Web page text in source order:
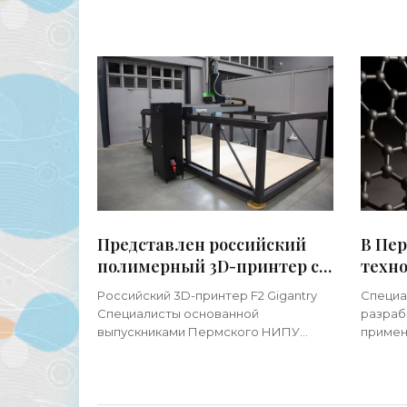
Представлен российский
полимерный 3D-принтер с
самой большой областью
печати - «3d-принтеры»
Российский 3D-принтер F2 Gigantry
Специалисты основанной
выпускниками Пермского НИПУ
В